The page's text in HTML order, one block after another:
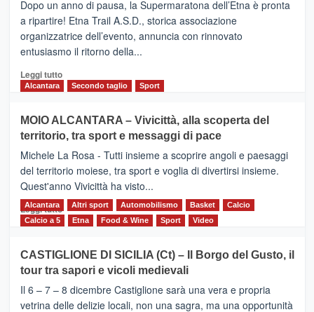
SuperMaratona
dell’Etna,
presentata
l’edizione
2026
Dopo un anno di pausa, la Supermaratona dell’Etna è pronta
a ripartire! Etna Trail A.S.D., storica associazione
organizzatrice dell’evento, annuncia con rinnovato
entusiasmo il ritorno della...
Leggi tuttoLeggi
Torna
la
Supermaratona
dell’Etna
Alcantara Secondo taglio Sport
MOIO ALCANTARA – Vivicittà, alla scoperta del
territorio, tra sport e messaggi di pace
Michele La Rosa - Tutti insieme a scoprire angoli e paesaggi
del territorio moiese, tra sport e voglia di divertirsi insieme.
Quest'anno Vivicittà ha visto...
Leggi tutto Leggi
MOIO
ALCANTARA
–
Vivicittà,
Alcantara Altri sport Automobilismo Basket
Calcio
Calcio a 5
Etna Food & Wine Sport Video
CASTIGLIONE DI SICILIA (Ct) – Il Borgo del Gusto, il
tour tra sapori e vicoli medievali
Il 6 – 7 – 8 dicembre Castiglione sarà una vera e propria
vetrina delle delizie locali, non una sagra, ma una opportunità